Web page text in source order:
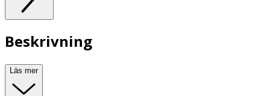
Beskrivning
Läs mer